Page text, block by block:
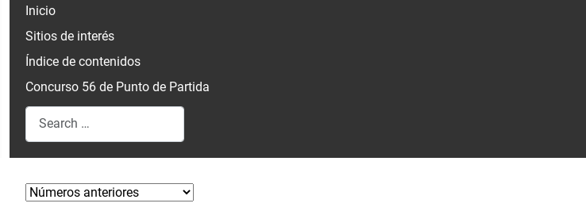
Inicio
Sitios de interés
Índice de contenidos
Concurso 56 de Punto de Partida
Search